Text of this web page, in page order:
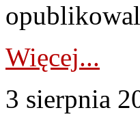
Więcej...
3 sierpnia